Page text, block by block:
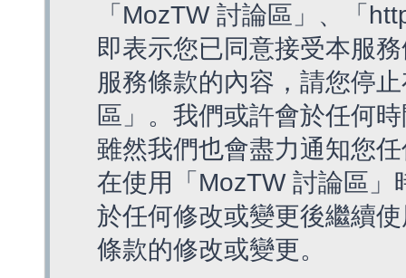
「MozTW 討論區」、「
即表示您已同意接受本服
服務條款的內容，請您停
區」。我們或許會於任何
雖然我們也會盡力通知您
在使用「MozTW 討論區
於任何修改或變更後繼續
條款的修改或變更。